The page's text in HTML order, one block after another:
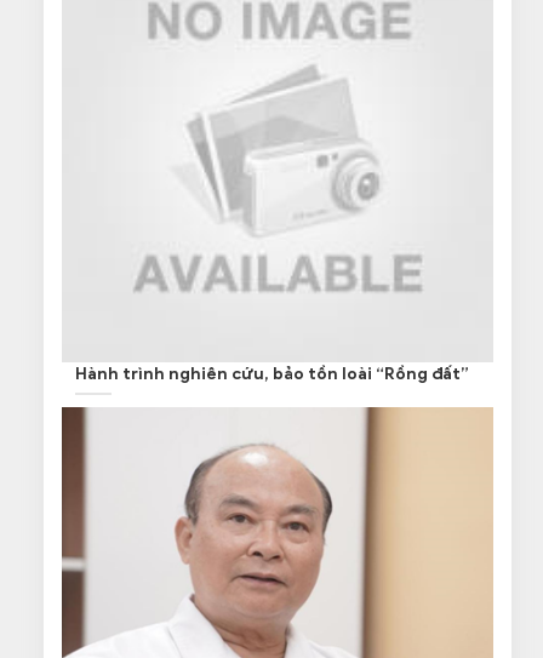
Hành trình nghiên cứu, bảo tồn loài “Rồng đất”